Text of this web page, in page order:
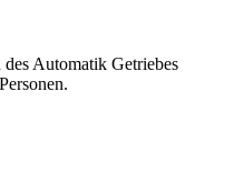
Automatik Getriebes